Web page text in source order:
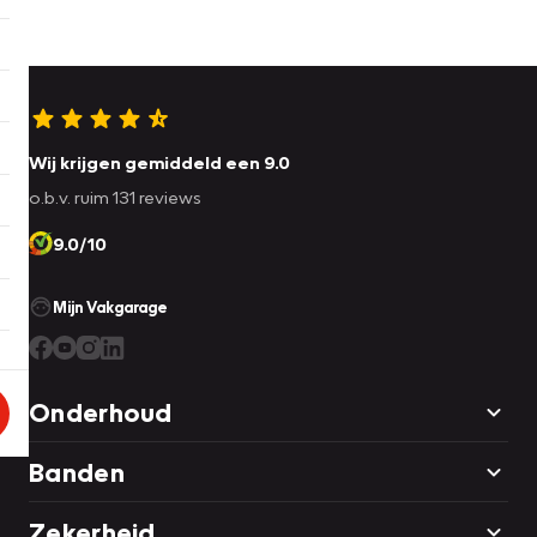
Wij krijgen gemiddeld een 9.0
o.b.v. ruim 131 reviews
9.0/10
Mijn Vakgarage
Onderhoud
Banden